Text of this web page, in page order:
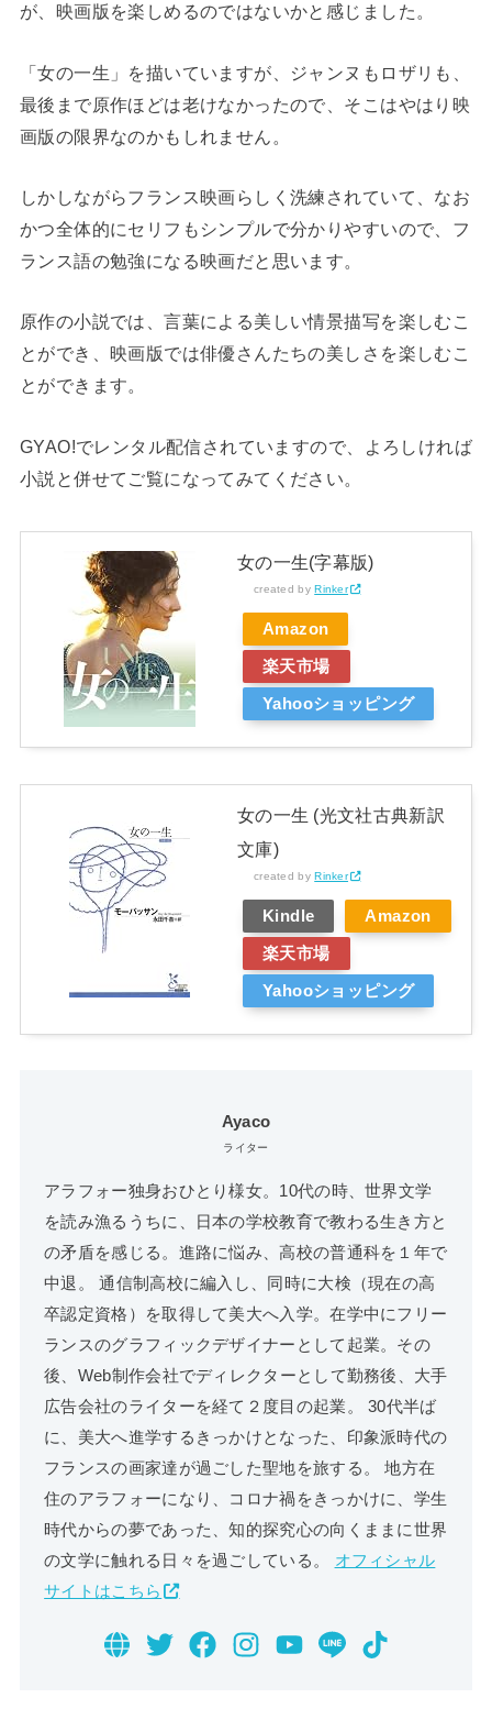
が、映画版を楽しめるのではないかと感じました。
「女の一生」を描いていますが、ジャンヌもロザリも、
最後まで原作ほどは老けなかったので、そこはやはり映
画版の限界なのかもしれません。
しかしながらフランス映画らしく洗練されていて、なお
かつ全体的にセリフもシンプルで分かりやすいので、フ
ランス語の勉強になる映画だと思います。
原作の小説では、言葉による美しい情景描写を楽しむこ
とができ、映画版では俳優さんたちの美しさを楽しむこ
とができます。
GYAO!でレンタル配信されていますので、よろしければ
小説と併せてご覧になってみてください。
女の一生(字幕版)
created byRinker
Amazon
楽天市場
Yahooショッピング
女の一生 (光文社古典新訳
文庫)
created byRinker
Kindle Amazon
楽天市場
Yahooショッピング
Ayaco
ライター
アラフォー独身おひとり様女。10代の時、世界文学
を読み漁るうちに、日本の学校教育で教わる生き方と
の矛盾を感じる。進路に悩み、高校の普通科を１年で
中退。 通信制高校に編入し、同時に大検（現在の高
卒認定資格）を取得して美大へ入学。在学中にフリー
ランスのグラフィックデザイナーとして起業。その
後、Web制作会社でディレクターとして勤務後、大手
広告会社のライターを経て２度目の起業。 30代半ば
に、美大へ進学するきっかけとなった、印象派時代の
フランスの画家達が過ごした聖地を旅する。 地方在
住のアラフォーになり、コロナ禍をきっかけに、学生
時代からの夢であった、知的探究心の向くままに世界
の文学に触れる日々を過ごしている。 オフィシャル
サイトはこちら